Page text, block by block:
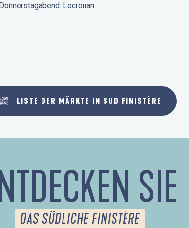
Donnerstagabend: Locronan
LISTE DER MÄRKTE IN SUD FINISTÈRE
SIE
DAS SÜDLICHE FINISTÈRE